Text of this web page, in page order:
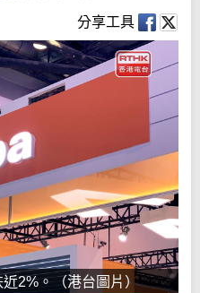
分享工具
2%。（港台圖片）